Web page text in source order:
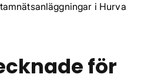
i Hurva
för